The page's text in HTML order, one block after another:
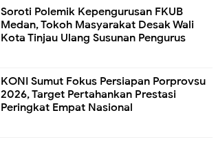
Soroti Polemik Kepengurusan FKUB
Medan, Tokoh Masyarakat Desak Wali
Kota Tinjau Ulang Susunan Pengurus
KONI Sumut Fokus Persiapan Porprovsu
2026, Target Pertahankan Prestasi
Peringkat Empat Nasional